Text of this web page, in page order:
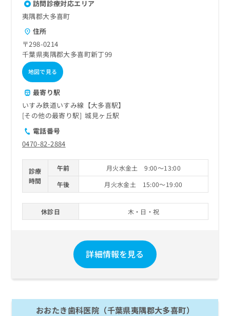
訪問診療対応エリア
夷隅郡大多喜町
住所
〒298-0214
千葉県夷隅郡大多喜町新丁99
地図で見る
最寄り駅
いすみ鉄道いすみ線【大多喜駅】
その他の最寄り駅
城見ヶ丘駅
電話番号
0470-82-2884
診療
時間
午前
月火水金土 9:00～13:00
午後
月火水金土 15:00～19:00
休診日 木・日・祝
詳細情報を見る
おおたき歯科医院（千葉県夷隅郡大多喜町）